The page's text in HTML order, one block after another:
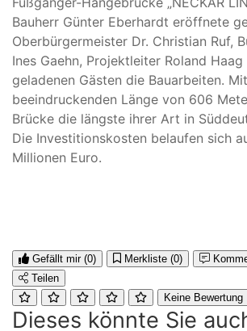
Bauherr Günter Eberhardt eröffnete
Oberbürgermeister Dr. Christian Ruf,
Ines Gaehn, Projektleiter Roland
geladenen Gästen die Bauarbeiten.
beeindruckenden Länge von 606
Brücke die längste ihrer Art in
Die Investitionskosten belaufen sich
Millionen Euro.
Gefällt mir (0) Merkliste (0)
Teilen
Keine Bewertung
Dieses könnte Sie